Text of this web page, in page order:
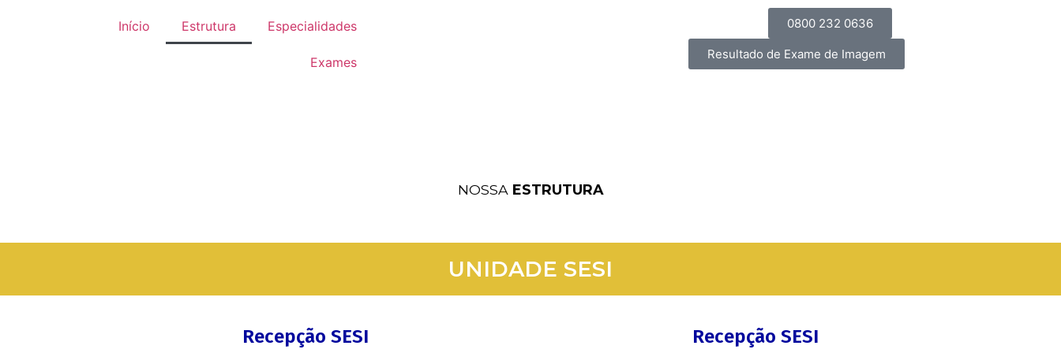
Início Estrutura Especialidades
Exames
0800 232 0636
Resultado de Exame de Imagem
NOSSA ESTRUTURA
UNIDADE SESI
Recepção SESI Recepção SESI